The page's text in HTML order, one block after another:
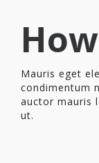
Mauris eget
condimentum
auctor mauris
ut.